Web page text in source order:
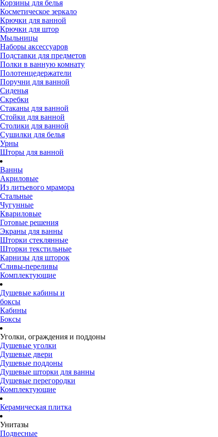
Корзины для белья
Косметическое зеркало
Крючки для ванной
Крючки для штор
Мыльницы
Наборы аксессуаров
Подставки для предметов
Полки в ванную комнату
Полотенцедержатели
Поручни для ванной
Сиденья
Скребки
Стаканы для ванной
Стойки для ванной
Столики для ванной
Сушилки для белья
Урны
Шторы для ванной
Ванны
Акриловые
Из литьевого мрамора
Стальные
Чугунные
Квариловые
Готовые решения
Экраны для ванны
Шторки стеклянные
Шторки текстильные
Карнизы для шторок
Сливы-переливы
Комплектующие
Душевые кабины и
боксы
Кабины
Боксы
Уголки, ограждения и поддоны
Душевые уголки
Душевые двери
Душевые поддоны
Душевые шторки для ванны
Душевые перегородки
Комплектующие
Керамическая плитка
Унитазы
Подвесные